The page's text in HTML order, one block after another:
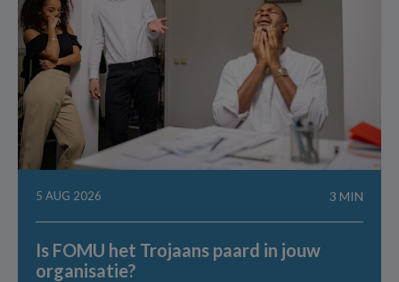
5 AUG 2026 3 MIN
Is FOMU het Trojaans paard in jouw
organisatie?